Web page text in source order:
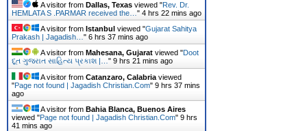
A visitor from Dallas, Texas viewed "Rev. Dr.
HEMLATA S .PARMAR received the… " 4 hrs 22 mins ago
A visitor from Istanbul viewed "Gujarat Sahitya
Prakash | Jagadish… " 6 hrs 37 mins ago
A visitor from Mahesana, Gujarat viewed "Doot
દૂત ગુજરાત સાહિત્ય પ્રકાશ |… " 9 hrs 21 mins ago
A visitor from Catanzaro, Calabria viewed
"Page not found | Jagadish Christian.Com" 9 hrs 37 mins
ago
A visitor from Bahia Blanca, Buenos Aires
viewed "Page not found | Jagadish Christian.Com" 9 hrs
41 mins ago